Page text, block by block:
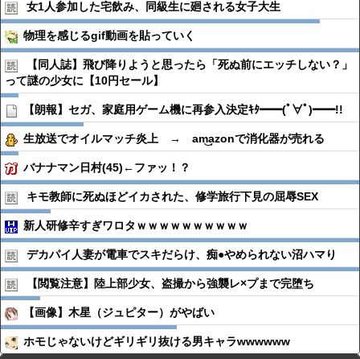
女1人参加した宅飲み、同級生に廻される女子大生
物理を感じるgif動画を貼っていく
【同人誌】飛び降りようと思ったら「死ぬ前にエッチしない？」
って謎の少女に【10円セール】
【朗報】セガ、家庭用ゲーム機に再参入決定ｷﾀ━━(ﾟ∀ﾟ)━━!!
生放送でオイルマッチ炎上 → am͜a͉zonで消化器が売れる
バナナマン日村(45)←ファッ！？
キモ教師に死ぬほどイカされた、修学旅行下見の屈辱SEX
新人研修辛すぎワロタｗｗｗｗｗｗｗｗｗｗ
デカパイ人妻が電車でスキだらけ、痴●︎やめられない沼ハマり
【閲覧注意】陸上部少女、盗撮から強襲レ×プまで完堕ち
【画像】木星（ジュピター）がやばい
ホモじゃないけどギリギリ抜ける男キャラwwwwww